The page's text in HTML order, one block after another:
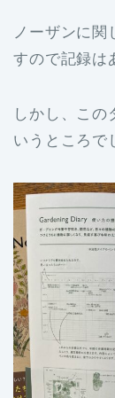
ノーザンに関
すので記録は
しかし、この
いうところで